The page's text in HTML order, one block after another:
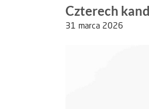
Czterech
31 marca 2026